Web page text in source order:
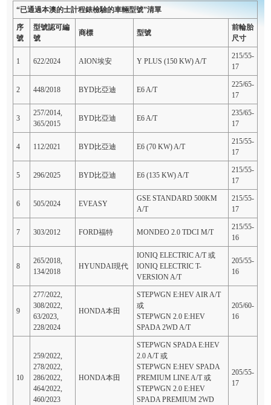
“已通過本澳的士計程錶檢驗的車輛型號”清單
序
號
型號認可編
號
商標 型號
前輪胎
尺寸
1 622/2024 AION埃安 Y PLUS (150 KW) A/T
215/55-
17
2 448/2018 BYD比亞迪 E6 A/T
225/65-
17
3
257/2014,
365/2015
BYD比亞迪 E6 A/T
235/65-
17
4 112/2021 BYD比亞迪 E6 (70 KW) A/T
215/55-
17
5 296/2025 BYD比亞迪 E6 (135 KW) A/T
215/55-
17
6 505/2024 EVEASY
GSE STANDARD 500KM
A/T
215/55-
17
7 303/2012 FORD福特 MONDEO 2.0 TDCI M/T
215/55-
16
8
265/2018,
134/2018
HYUNDAI現代
IONIQ ELECTRIC A/T 或
IONIQ ELECTRIC T-
VERSION A/T
205/55-
16
9
277/2022,
308/2022,
63/2023,
228/2024
HONDA本田
STEPWGN E:HEV AIR A/T
或
STEPWGN 2.0 E:HEV
SPADA 2WD A/T
205/60-
16
10
259/2022,
278/2022,
286/2022,
464/2022,
460/2023
HONDA本田
STEPWGN SPADA E:HEV
2.0 A/T 或
STEPWGN E:HEV SPADA
PREMIUM LINE A/T 或
STEPWGN 2.0 E:HEV
SPADA PREMIUM 2WD
205/55-
17